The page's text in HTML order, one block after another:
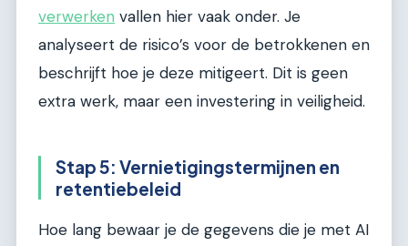
verwerken vallen hier vaak onder. Je
analyseert de risico’s voor de betrokkenen en
beschrijft hoe je deze mitigeert. Dit is geen
extra werk, maar een investering in veiligheid.
Stap 5: Vernietigingstermijnen en
retentiebeleid
Hoe lang bewaar je de gegevens die je met AI